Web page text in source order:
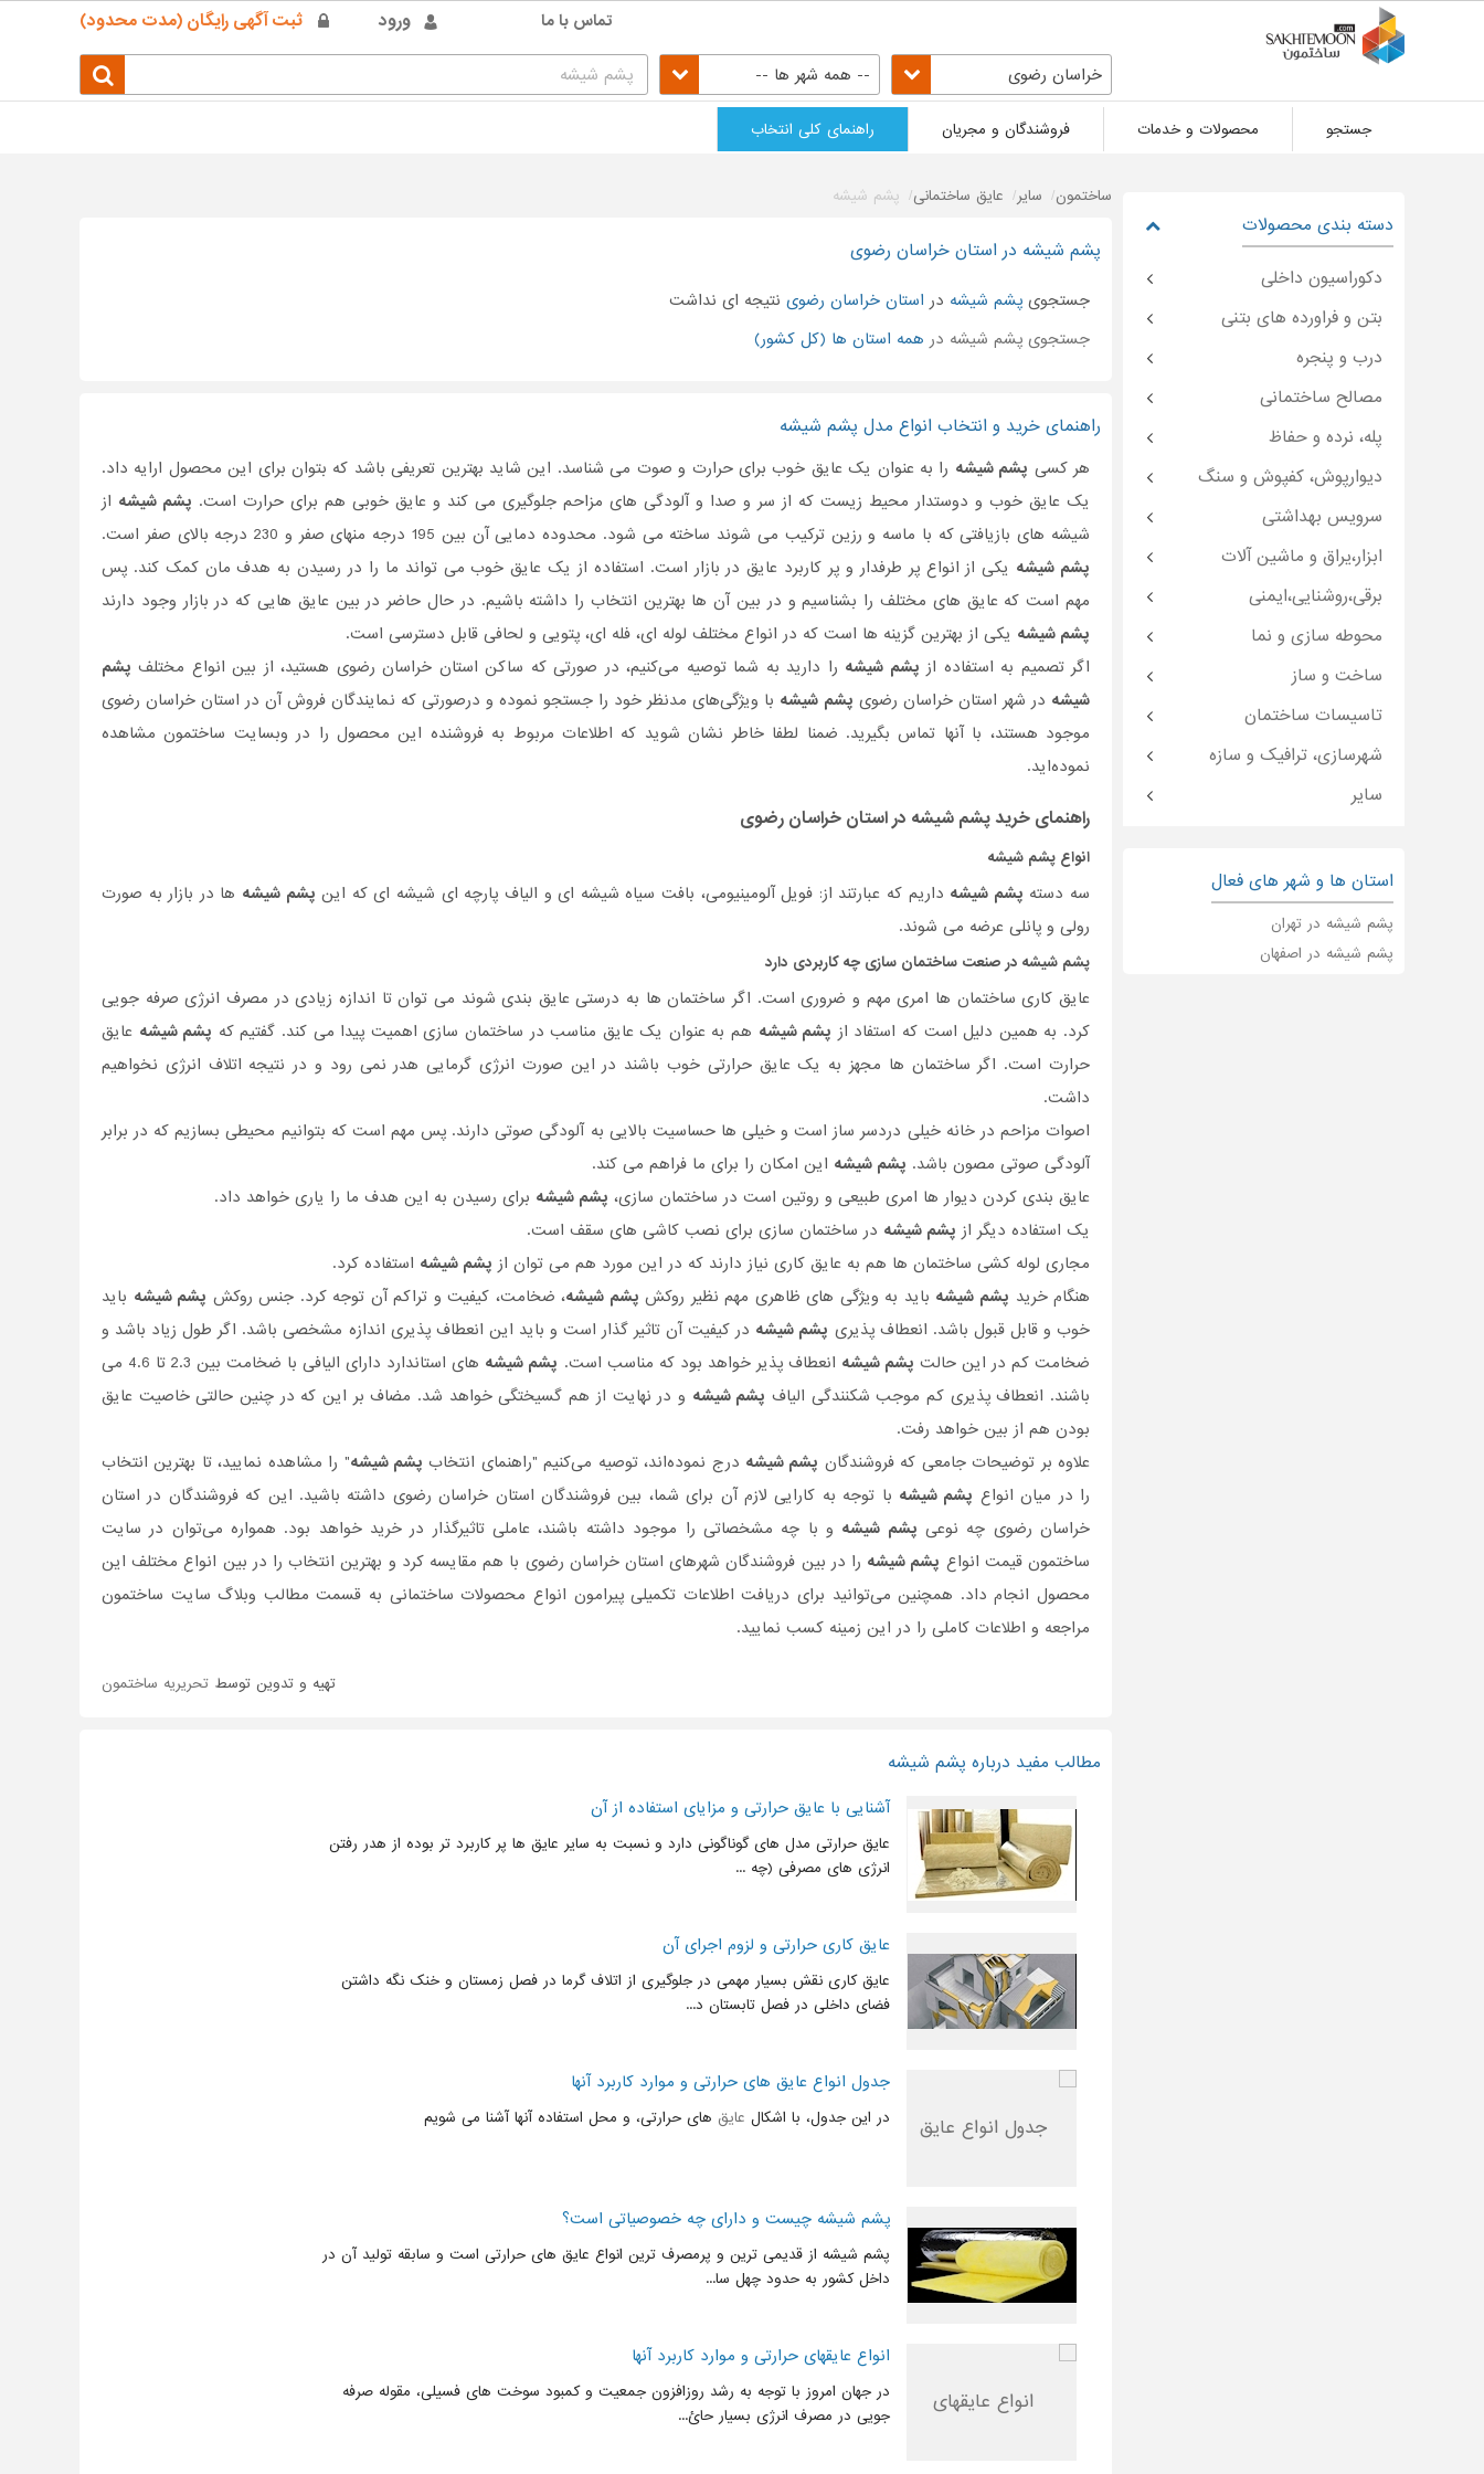
ورود ثبت آگهی رایگان (مدت محدود) تماس با ما
خراسان رضوی -- همه شهر ها --
جستجو محصولات و خدمات فروشندگان و مجریان راهنمای کلی انتخاب
ساختمون سایر عایق ساختمانی پشم شیشه
پشم شیشه در استان خراسان رضوی
جستجوی پشم شیشه در استان خراسان رضوی نتیجه ای نداشت
جستجوی پشم شیشه در همه استان ها (کل کشور)
راهنمای خرید و انتخاب انواع مدل پشم شیشه
هر کسی پشم شیشه را به عنوان یک عایق خوب برای حرارت و صوت می شناسد. این شاید بهترین تعریفی باشد که بتوان برای این محصول ارایه داد.
یک عایق خوب و دوستدار محیط زیست که از سر و صدا و آلودگی های مزاحم جلوگیری می کند و عایق خوبی هم برای حرارت است. پشم شیشه از
شیشه های بازیافتی که با ماسه و رزین ترکیب می شوند ساخته می شود. محدوده دمایی آن بین 195 درجه منهای صفر و 230 درجه بالای صفر است.
پشم شیشه یکی از انواع پر طرفدار و پر کاربرد عایق در بازار است. استفاده از یک عایق خوب می تواند ما را در رسیدن به هدف مان کمک کند. پس
مهم است که عایق های مختلف را بشناسیم و در بین آن ها بهترین انتخاب را داشته باشیم. در حال حاضر در بین عایق هایی که در بازار وجود دارند
پشم شیشه یکی از بهترین گزینه ها است که در انواع مختلف لوله ای، فله ای، پتویی و لحافی قابل دسترسی است.
اگر تصمیم به استفاده از پشم شیشه را دارید به شما توصیه می‌کنیم، در صورتی که ساکن استان خراسان رضوی هستید، از بین انواع مختلف پشم
شیشه در شهر استان خراسان رضوی پشم شیشه با ویژگی‌های مدنظر خود را جستجو نموده و درصورتی‌ که نمایندگان فروش آن در استان خراسان رضوی
موجود هستند، با آنها تماس بگیرید. ضمنا لطفا خاطر نشان شوید که اطلاعات مربوط به فروشنده این محصول را در وبسایت ساختمون مشاهده
نموده‌اید.
راهنمای خرید پشم شیشه در استان خراسان رضوی
انواع پشم شیشه
سه دسته پشم شیشه داریم که عبارتند از: فویل آلومینیومی، بافت سیاه شیشه ای و الیاف پارچه ای شیشه ای که این پشم شیشه ها در بازار به صورت
رولی و پانلی عرضه می شوند.
پشم شیشه در صنعت ساختمان سازی چه کاربردی دارد
عایق کاری ساختمان ها امری مهم و ضروری است. اگر ساختمان ها به درستی عایق بندی شوند می توان تا اندازه زیادی در مصرف انرژی صرفه جویی
کرد. به همین دلیل است که استفاد از پشم شیشه هم به عنوان یک عایق مناسب در ساختمان سازی اهمیت پیدا می کند. گفتیم که پشم شیشه عایق
حرارت است. اگر ساختمان ها مجهز به یک عایق حرارتی خوب باشند در این صورت انرژی گرمایی هدر نمی رود و در نتیجه اتلاف انرژی نخواهیم
داشت.
اصوات مزاحم در خانه خیلی دردسر ساز است و خیلی ها حساسیت بالایی به آلودگی صوتی دارند. پس مهم است که بتوانیم محیطی بسازیم که در برابر
آلودگی صوتی مصون باشد. پشم شیشه این امکان را برای ما فراهم می کند.
عایق بندی کردن دیوار ها امری طبیعی و روتین است در ساختمان سازی، پشم شیشه برای رسیدن به این هدف ما را یاری خواهد داد.
یک استفاده دیگر از پشم شیشه در ساختمان سازی برای نصب کاشی های سقف است.
مجاری لوله کشی ساختمان ها هم به عایق کاری نیاز دارند که در این مورد هم می توان از پشم شیشه استفاده کرد.
هنگام خرید پشم شیشه باید به ویژگی های ظاهری مهم نظیر روکش پشم شیشه، ضخامت، کیفیت و تراکم آن توجه کرد. جنس روکش پشم شیشه باید
خوب و قابل قبول باشد. انعطاف پذیری پشم شیشه در کیفیت آن تاثیر گذار است و باید این انعطاف پذیری اندازه مشخصی باشد. اگر طول زیاد باشد و
ضخامت کم در این حالت پشم شیشه انعطاف پذیر خواهد بود که مناسب است. پشم شیشه
های استاندارد دارای الیافی با ضخامت بین 2.3 تا 4.6 می
باشند. انعطاف پذیری کم موجب شکنندگی الیاف پشم شیشه و در نهایت از هم گسیختگی خواهد شد. مضاف بر این که در چنین حالتی خاصیت عایق
بودن هم از بین خواهد رفت.
علاوه بر توضیحات جامعی که فروشندگان پشم شیشه درج نموده‌اند، توصیه می‌کنیم "راهنمای انتخاب پشم شیشه" را مشاهده نمایید، تا بهترین انتخاب
را در میان انواع پشم شیشه با توجه به کارایی لازم آن برای شما، بین فروشندگان استان خراسان رضوی داشته باشید. این که فروشندگان در استان
خراسان رضوی چه نوعی پشم شیشه و با چه مشخصاتی را موجود داشته باشند، عاملی تاثیر‌گذار در خرید خواهد بود. همواره می‌توان در سایت
ساختمون قیمت انواع پشم شیشه را در بین فروشندگان شهرهای استان خراسان رضوی با هم مقایسه کرد و بهترین انتخاب را در بین انواع مختلف این
محصول انجام داد. همچنین می‌توانید برای دریافت اطلاعات تکمیلی پیرامون انواع محصولات ساختمانی به قسمت مطالب وبلاگ سایت ساختمون
مراجعه و اطلاعات کاملی را در این زمینه کسب نمایید.
تهیه و تدوین توسط تحریریه ساختمون
مطالب مفید درباره پشم شیشه
آشنایی با عایق حرارتی و مزایای استفاده از آن
عایق حرارتی مدل های گوناگونی دارد و نسبت به سایر عایق ها پر کاربرد تر بوده از هدر رفتن
انرژی های مصرفی (چه ...
عایق کاری حرارتی و لزوم اجرای آن
عایق کاری نقش بسیار مهمی در جلوگیری از اتلاف گرما در فصل زمستان و خنک نگه داشتن
فضای داخلی در فصل تابستان د...
جدول انواع عایق های حرارتی و موارد کاربرد آنها
در این جدول، با اشکال عایق های حرارتی، و محل استفاده آنها آشنا می شویم
پشم شیشه چیست و دارای چه خصوصیاتی است؟
پشم شیشه از قدیمی ترین و پرمصرف ترین انواع عایق های حرارتی است و سابقه تولید آن در
داخل کشور به حدود چهل سا...
انواع عایقهای حرارتی و موارد کاربرد آنها
در جهان امروز با توجه به رشد روزافزون جمعیت و کمبود سوخت های فسیلی، مقوله صرفه
جویی در مصرف انرژی بسیار حائ...
دسته بندی محصولات
دکوراسیون داخلی
بتن و فراورده های بتنی
درب و پنجره
مصالح ساختمانی
پله، نرده و حفاظ
دیوارپوش، کفپوش و سنگ
سرویس بهداشتی
ابزار،یراق و ماشین آلات
برقی،روشنایی،ایمنی
محوطه سازی و نما
ساخت و ساز
تاسیسات ساختمان
شهرسازی، ترافیک و سازه
سایر
استان ها و شهر های فعال
پشم شیشه در تهران
پشم شیشه در اصفهان